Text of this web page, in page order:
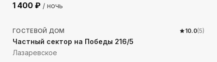
1 400 ₽ / ночь
358м до моря
ГОСТЕВОЙ ДОМ 10.0(5)
Частный сектор на Победы 216/5
Лазаревское